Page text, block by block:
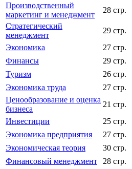
Производственный
маркетинг и менеджмент
28 стр.
Стратегический
менеджмент
29 стр.
Экономика
27 стр.
Финансы
29 стр.
Туризм
26 стр.
Экономика труда
27 стр.
Ценообразование и оценка
бизнеса
21 стр.
Инвестиции
25 стр.
Экономика предприятия
27 стр.
Экономическая теория
30 стр.
Финансовый менеджмент
28 стр.